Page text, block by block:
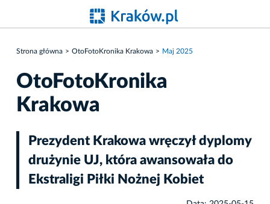
Strona główna OtoFotoKronika Krakowa Maj 2025
OtoFotoKronika
Krakowa
Prezydent Krakowa wręczył dyplomy
drużynie UJ, która awansowała do
Ekstraligi Piłki Nożnej Kobiet